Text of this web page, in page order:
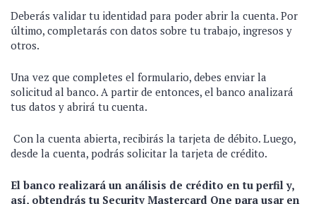
Deberás validar tu identidad para poder abrir la cuenta. Por
último, completarás con datos sobre tu trabajo, ingresos y
otros.
Una vez que completes el formulario, debes enviar la
solicitud al banco. A partir de entonces, el banco analizará
tus datos y abrirá tu cuenta.
Con la cuenta abierta, recibirás la tarjeta de débito. Luego,
desde la cuenta, podrás solicitar la tarjeta de crédito.
El banco realizará un análisis de crédito en tu perfil y,
así, obtendrás tu Security Mastercard One para usar en